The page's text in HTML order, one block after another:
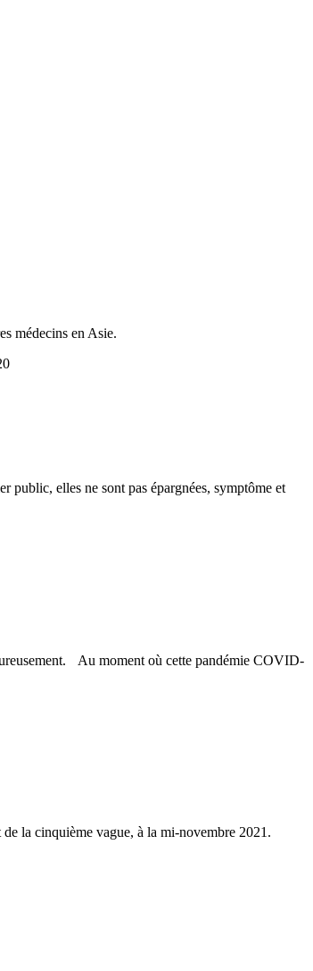
médecins en Asie.
public, elles ne sont pas épargnées, symptôme et
Au moment où cette pandémie COVID-
la cinquième vague, à la mi-novembre 2021.